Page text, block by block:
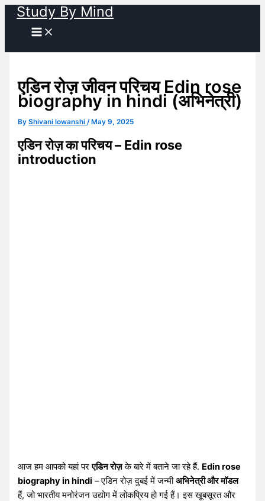
Skip
content
Study By Mind
एडिन रोज़ जीवन परिचय Edin rose
biography in hindi (अभिनेत्री)
ByShivani lowanshi/ May 9, 2025
एडिन रोज़ का परिचय – Edin rose
introduction
आज हम आपको यहां परएडिन रोज़के बारे में बताने जा रहे हैं. Edin rose
biography in hindi – एडिन रोज़ दुबई में जन्मीअभिनेत्री और मॉडल
हैं, जो भारतीय मनोरंजन उद्योग में लोकप्रिय हो गई हैं। इस खूबसूरत और